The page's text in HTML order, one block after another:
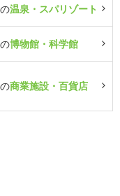
温泉・スパリゾート
博物館・科学館
商業施設・百貨店